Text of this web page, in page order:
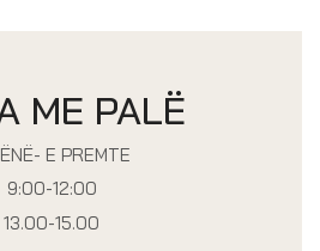
ME PALË
E PREMTE
9:00-12:00
13.00-15.00